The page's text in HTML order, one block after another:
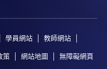
學員網站 教師網站
策 網站地圖 無障礙網頁